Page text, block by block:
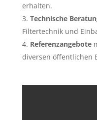
erhalten.
Technische
Filtertechnik und
Referenzangebote
diversen öffentlichen